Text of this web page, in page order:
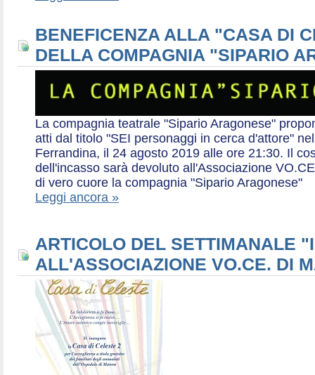
BENEFICENZA ALLA "CASA DI
DELLA COMPAGNIA "SIPARIO
La compagnia teatrale "Sipario Aragonese"
atti dal titolo "SEI personaggi in cerca d'attore"
Ferrandina, il 24 agosto 2019 alle ore 21:30. Il
dell'incasso sarà devoluto all'Associazione
di vero cuore la compagnia "Sipario Aragonese"
Leggi ancora »
ARTICOLO DEL SETTIMANALE
ALL'ASSOCIAZIONE VO.CE. DI